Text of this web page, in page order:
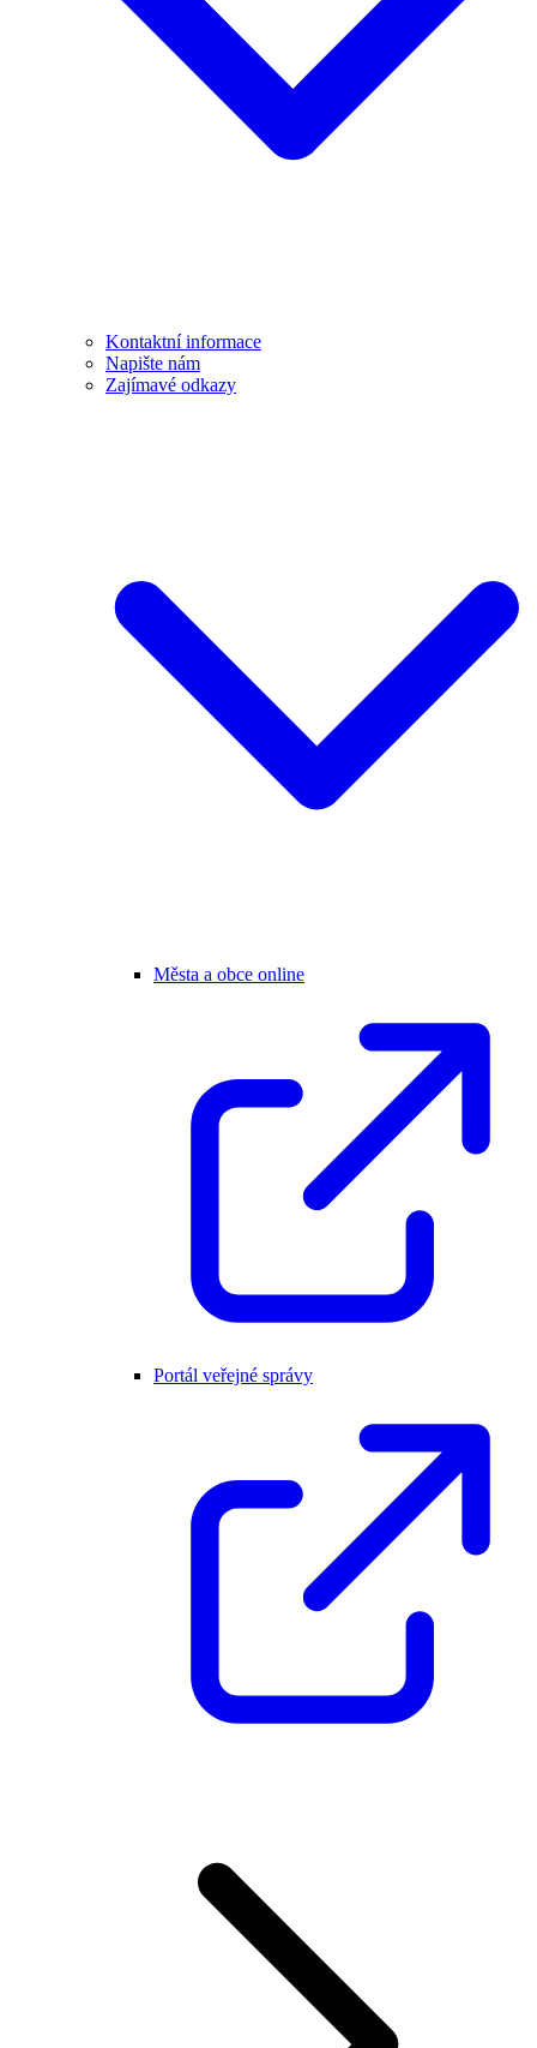
Kontaktní informace
Napište nám
Zajímavé odkazy
Města a obce online
Portál veřejné správy